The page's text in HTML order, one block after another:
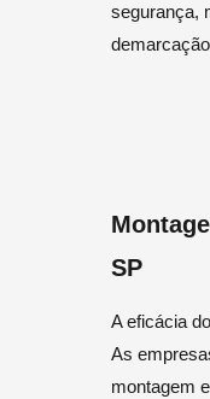
segurança,
SP
A eficácia
As
montagem